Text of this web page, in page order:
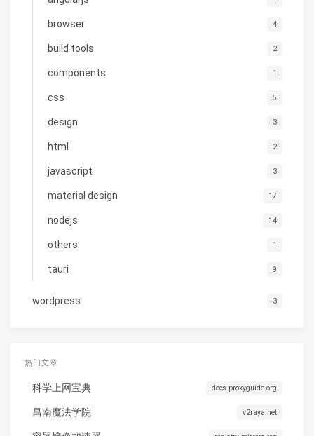
browser 4
build tools 2
components 1
css 5
design 3
html 2
javascript 3
material design 17
nodejs 14
others 1
tauri 9
wordpress 3
热门文章
科学上网宝典 docs.proxyguide.org
昌南魔法学院 v2raya.net